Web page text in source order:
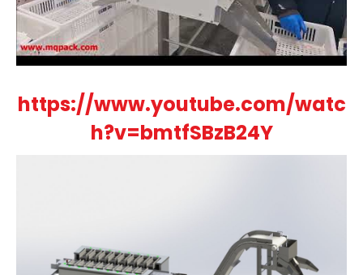
https://www.youtube.com/watc
h?v=bmtfSBzB24Y